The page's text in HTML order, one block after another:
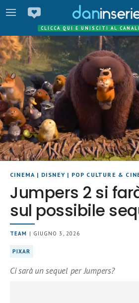
CLICCA QUI E UNISCITI AL
CINEMA | DISNEY | POP CULTURE &
Jumpers 2 si
sul possibile
TEAM | GIUGNO 3, 2026
PIXAR
Ci sarà un sequel per Jumpers?